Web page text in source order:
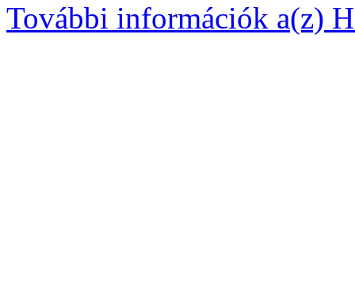
További információk a(z)